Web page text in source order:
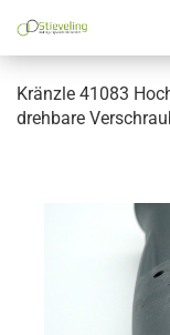
Kränzle 41083
drehbare